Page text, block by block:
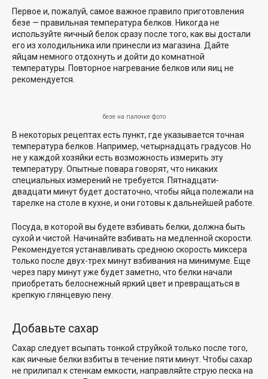
Первое и, пожалуй, самое важное правило приготовления
безе — правильная температура белков. Никогда не
используйте яичный белок сразу после того, как вы достали
его из холодильника или принесли из магазина. Дайте
яйцам немного отдохнуть и дойти до комнатной
температуры. Повторное нагревание белков или яиц не
рекомендуется.
безе на палочке фото
В некоторых рецептах есть пункт, где указывается точная
температура белков. Например, четырнадцать градусов. Но
не у каждой хозяйки есть возможность измерить эту
температуру. Опытные повара говорят, что никаких
специальных измерений не требуется. Пятнадцати-
двадцати минут будет достаточно, чтобы яйца полежали на
тарелке на столе в кухне, и они готовы к дальнейшей работе.
Посуда, в которой вы будете взбивать белки, должна быть
сухой и чистой. Начинайте взбивать на медленной скорости.
Рекомендуется устанавливать среднюю скорость миксера
только после двух-трех минут взбивания на минимуме. Еще
через пару минут уже будет заметно, что белки начали
приобретать белоснежный яркий цвет и превращаться в
крепкую глянцевую пену.
Добавьте сахар
Сахар следует всыпать тонкой струйкой только после того,
как яичные белки взбиты в течение пяти минут. Чтобы сахар
не прилипал к стенкам емкости, направляйте струю песка на